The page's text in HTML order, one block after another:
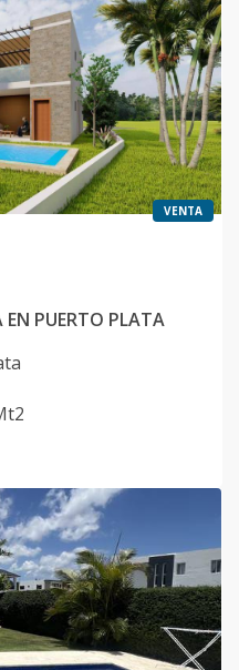
VENTA
EN PUERTO PLATA